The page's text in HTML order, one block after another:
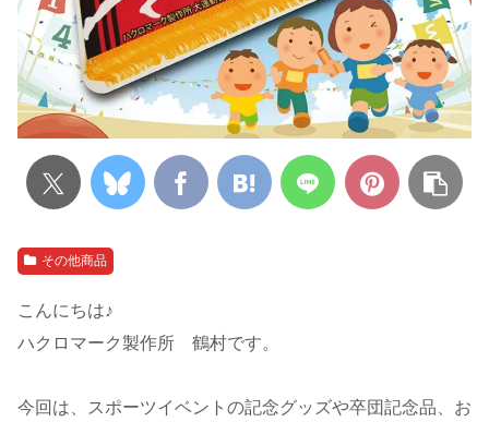
その他商品
こんにちは♪
ハクロマーク製作所 鶴村です。
今回は、スポーツイベントの記念グッズや卒団記念品、お